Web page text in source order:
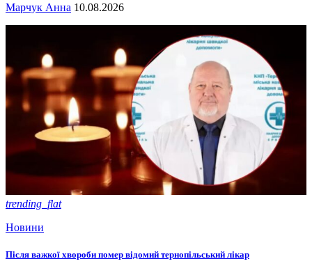
Марчук Анна 10.08.2026
trending_flat
Новини
Після важкої хвороби помер відомий тернопільський лікар